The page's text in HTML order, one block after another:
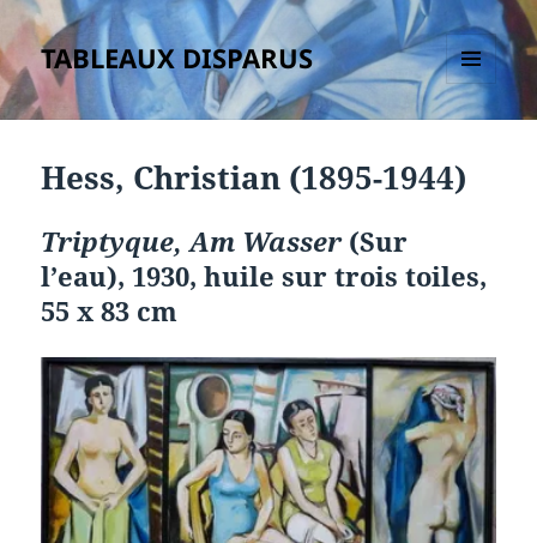
TABLEAUX DISPARUS
MENU
ET
Hess, Christian (1895-1944)
Triptyque, Am Wasser(Sur
l’eau), 1930, huile sur trois toiles,
55 x 83 cm